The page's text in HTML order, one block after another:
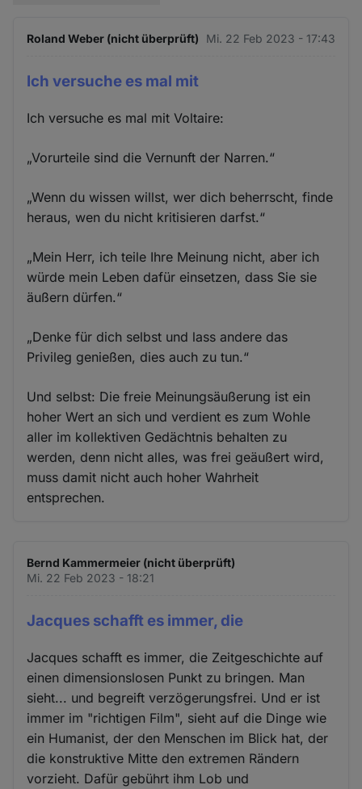
Roland Weber (nicht überprüft) Mi. 22 Feb 2023 - 17:43
Ich versuche es mal mit
Ich versuche es mal mit Voltaire:
„Vorurteile sind die Vernunft der Narren.“
„Wenn du wissen willst, wer dich beherrscht, finde
heraus, wen du nicht kritisieren darfst.“
„Mein Herr, ich teile Ihre Meinung nicht, aber ich
würde mein Leben dafür einsetzen, dass Sie sie
äußern dürfen.“
„Denke für dich selbst und lass andere das
Privileg genießen, dies auch zu tun.“
Und selbst: Die freie Meinungsäußerung ist ein
hoher Wert an sich und verdient es zum Wohle
aller im kollektiven Gedächtnis behalten zu
werden, denn nicht alles, was frei geäußert wird,
muss damit nicht auch hoher Wahrheit
entsprechen.
Bernd Kammermeier (nicht überprüft)
Mi. 22 Feb 2023 - 18:21
Jacques schafft es immer, die
Jacques schafft es immer, die Zeitgeschichte auf
einen dimensionslosen Punkt zu bringen. Man
sieht... und begreift verzögerungsfrei. Und er ist
immer im "richtigen Film", sieht auf die Dinge wie
ein Humanist, der den Menschen im Blick hat, der
die konstruktive Mitte den extremen Rändern
vorzieht. Dafür gebührt ihm Lob und